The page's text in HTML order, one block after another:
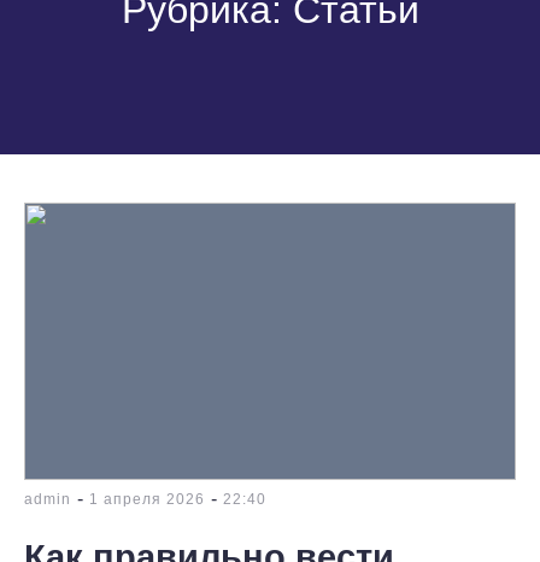
Рубрика: Статьи
admin - 1 апреля 2026 - 22:40